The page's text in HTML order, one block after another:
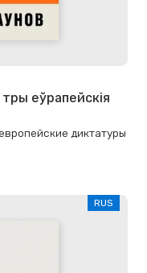
еўрапейскія
диктатуры
RUS